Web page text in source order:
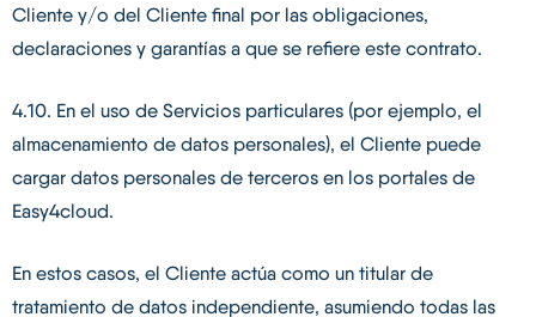
Cliente y/o del Cliente final por las obligaciones,
declaraciones y garantías a que se refiere este contrato.
4.10. En el uso de Servicios particulares (por ejemplo, el
almacenamiento de datos personales), el Cliente puede
cargar datos personales de terceros en los portales de
Easy4cloud.
En estos casos, el Cliente actúa como un titular de
tratamiento de datos independiente, asumiendo todas las